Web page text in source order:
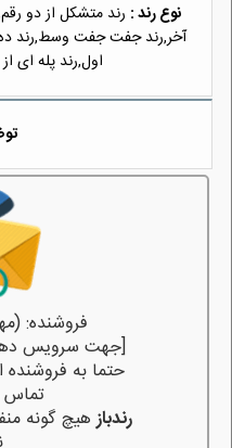
نوع رند : رند متشکل از دو
آخر,رند جفت جفت وسط,رند ده
اول,رند پله ای
فروشنده:
[جهت سرویس دهی
حتما به فروشنده
تماس
رندبازهیچ گونه